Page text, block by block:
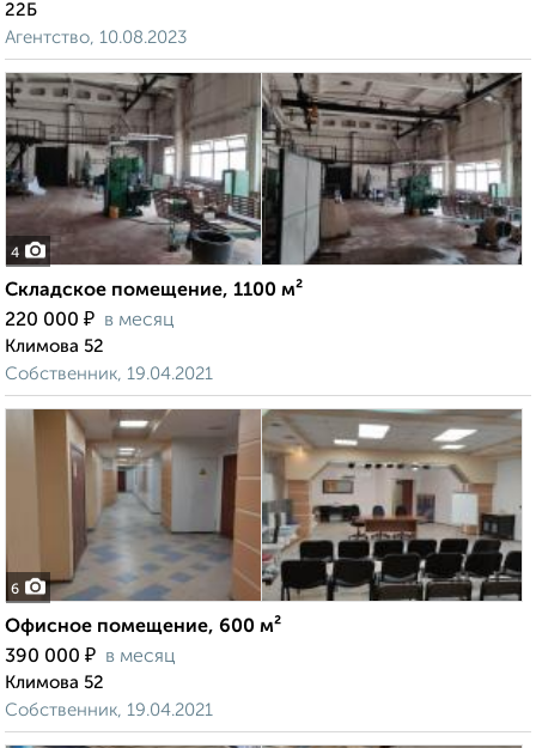
22Б
Агентство, 10.08.2023
4
Складское помещение, 1100 м²
220 000 ₽ в месяц
Климова 52
Собственник, 19.04.2021
6
Офисное помещение, 600 м²
390 000 ₽ в месяц
Климова 52
Собственник, 19.04.2021